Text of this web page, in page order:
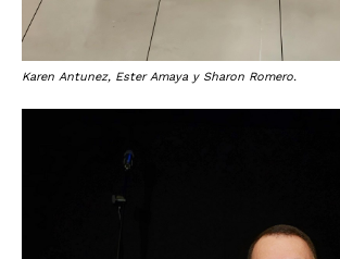
Karen Antunez, Ester Amaya y Sharon Romero.